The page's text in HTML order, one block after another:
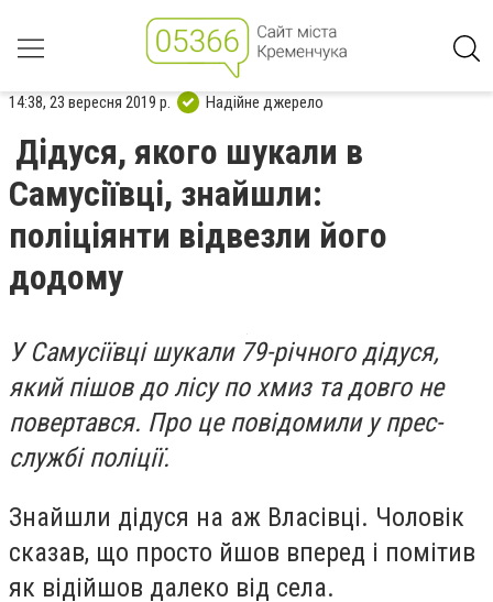
14:38, 23 вересня 2019 р. Надійне джерело
Дідуся, якого шукали в
Самусіївці, знайшли:
поліціянти відвезли його
додому
У Самусіївці шукали 79-річного дідуся,
який пішов до лісу по хмиз та довго не
повертався. Про це повідомили у прес-
службі поліції.
Знайшли дідуся на аж Власівці. Чоловік
сказав, що просто йшов вперед і помітив
як відійшов далеко від села.